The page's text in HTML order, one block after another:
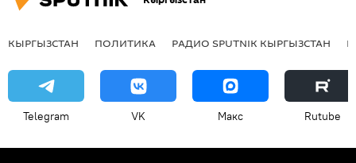
КЫРГЫЗСТАН ПОЛИТИКА РАДИО SPUTNIK КЫРГЫЗСТАН
Telegram VK Макс Rutube